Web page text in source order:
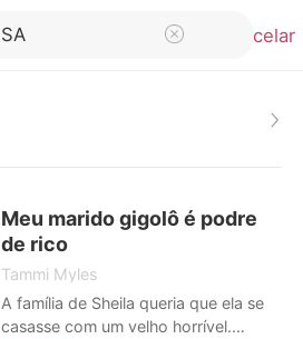
Cancelar
Meu marido gigolô é podre
de rico
Tammi Myles
A família de Sheila queria que ela se
casasse com um velho horrível.